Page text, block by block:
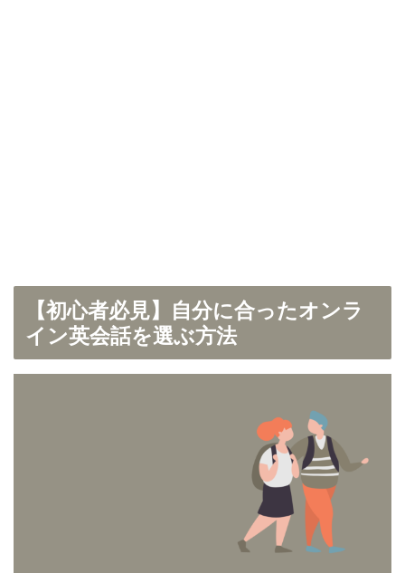
【初心者必見】自分に合ったオンラ
イン英会話を選ぶ方法